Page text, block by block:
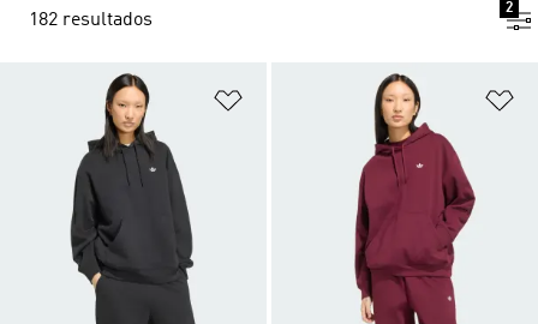
182 resultados
2
Adicionar à Lista de Desejos